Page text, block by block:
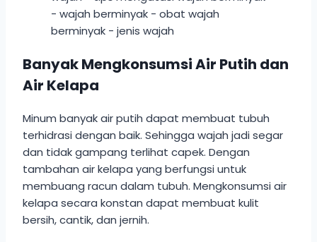
Banyak Mengkonsumsi Air Putih dan
Air Kelapa
Minum banyak air putih dapat membuat tubuh
terhidrasi dengan baik. Sehingga wajah jadi segar
dan tidak gampang terlihat capek. Dengan
tambahan air kelapa yang berfungsi untuk
membuang racun dalam tubuh. Mengkonsumsi air
kelapa secara konstan dapat membuat kulit
bersih, cantik, dan jernih.